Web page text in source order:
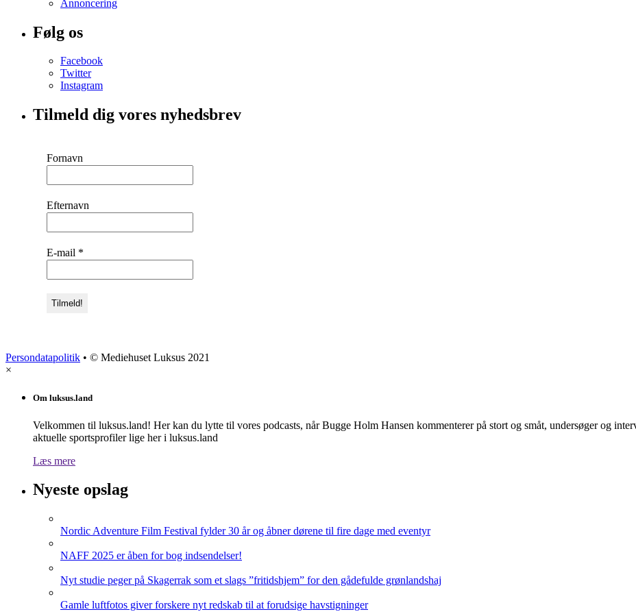
Annoncering
Følg os
Facebook
Twitter
Instagram
Tilmeld dig vores nyhedsbrev
Fornavn
Efternavn
E-mail *
Persondatapolitik • © Mediehuset Luksus 2021
×
Om luksus.land
Velkommen til luksus.land! Her kan du lytte til vores podcasts, når Bugge Holm Hansen kommenterer på stort og småt, undersøger og
aktuelle sportsprofiler lige her i luksus.land
Læs mere
Nyeste opslag
Nordic Adventure Film Festival fylder 30 år og åbner dørene til fire dage med eventyr
NAFF 2025 er åben for bog indsendelser!
Nyt studie peger på Skagerrak som et slags ”fritidshjem” for den gådefulde grønlandshaj
Gamle luftfotos giver forskere nyt redskab til at forudsige havstigninger